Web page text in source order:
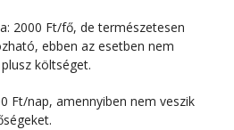
2000 Ft/fő, de természetesen
ebben az esetben nem
költséget.
Ft/nap, amennyiben nem veszik